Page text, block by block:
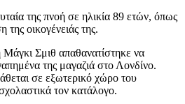
της πνοή σε ηλικία 89 ετών, όπως
οικογένειάς της.
Μάγκι Σμιθ απαθανατίστηκε να
της μαγαζιά στο Λονδίνο.
σε εξωτερικό χώρο του
τον κατάλογο.